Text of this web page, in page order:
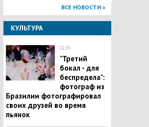
ВСЕ НОВОСТИ »
КУЛЬТУРА
22:15
"Третий
бокал - для
беспредела":
фотограф из
Бразилии фотографировал
своих друзей во время
пьянок